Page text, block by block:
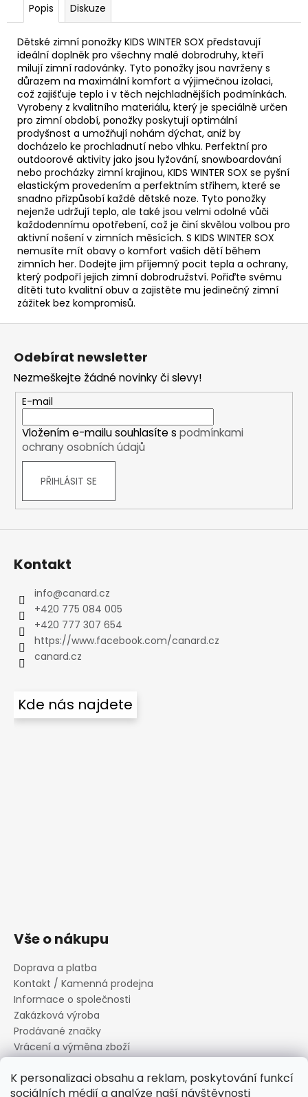
K personalizaci obsahu a reklam, poskytování funkcí
sociálních médií a analýze naší návštěvnosti
Popis Diskuze
Dětské zimní ponožky KIDS WINTER SOX představují
ideální doplněk pro všechny malé dobrodruhy, kteří
milují zimní radovánky. Tyto ponožky jsou navrženy s
důrazem na maximální komfort a výjimečnou izolaci,
což zajišťuje teplo i v těch nejchladnějších podmínkách.
Vyrobeny z kvalitního materiálu, který je speciálně určen
pro zimní období, ponožky poskytují optimální
prodyšnost a umožňují nohám dýchat, aniž by
docházelo ke prochladnutí nebo vlhku. Perfektní pro
outdoorové aktivity jako jsou lyžování, snowboardování
nebo procházky zimní krajinou, KIDS WINTER SOX se pyšní
elastickým provedením a perfektním střihem, které se
snadno přizpůsobí každé dětské noze. Tyto ponožky
nejenže udržují teplo, ale také jsou velmi odolné vůči
každodennímu opotřebení, což je činí skvělou volbou pro
aktivní nošení v zimních měsících. S KIDS WINTER SOX
nemusíte mít obavy o komfort vašich dětí během
zimních her. Dodejte jim příjemný pocit tepla a ochrany,
který podpoří jejich zimní dobrodružství. Pořiďte svému
dítěti tuto kvalitní obuv a zajistěte mu jedinečný zimní
zážitek bez kompromisů.
Z
Odebírat newsletter
Nezmeškejte žádné novinky či slevy!
E-mail
Vložením e-mailu souhlasíte s podmínkami
ochrany osobních údajů
PŘIHLÁSIT SE
Kontakt
info@canard.cz
+420 775 084 005
+420 777 307 654
https://www.facebook.com/canard.cz
canard.cz
Kde nás najdete
Vše o nákupu
Doprava a platba
Kontakt / Kamenná prodejna
Informace o společnosti
Zakázková výroba
Prodávané značky
Vrácení a výměna zboží
Informace o souborech cookies
Reklamační řád